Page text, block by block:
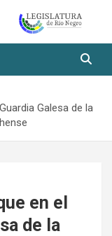
– Río
Galesa de la
en el
de la